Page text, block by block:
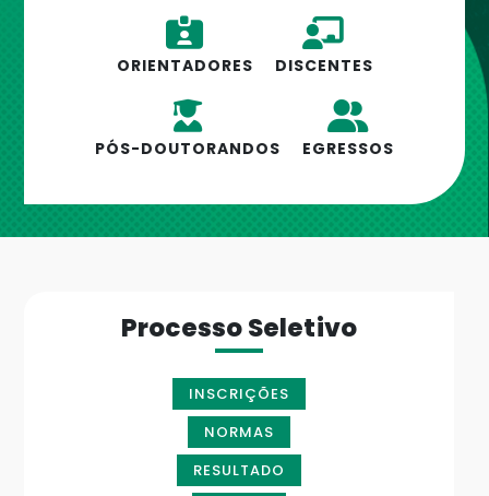
ORIENTADORES DISCENTES
PÓS-DOUTORANDOS EGRESSOS
Processo Seletivo
INSCRIÇÕES
NORMAS
RESULTADO